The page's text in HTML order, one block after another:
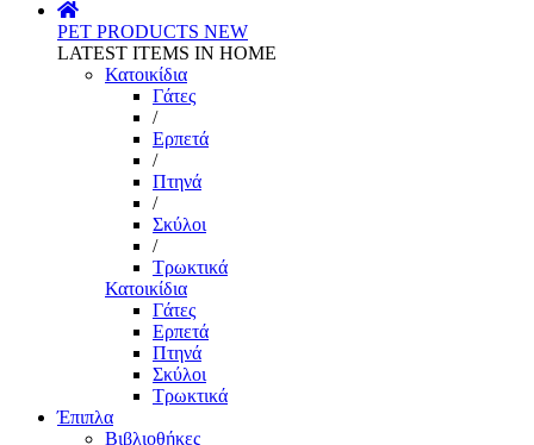
PET PRODUCTS NEW
LATEST ITEMS IN HOME
Κατοικίδια
Γάτες
/
Ερπετά
/
Πτηνά
/
Σκύλοι
/
Τρωκτικά
Κατοικίδια
Γάτες
Ερπετά
Πτηνά
Σκύλοι
Τρωκτικά
Έπιπλα
Βιβλιοθήκες